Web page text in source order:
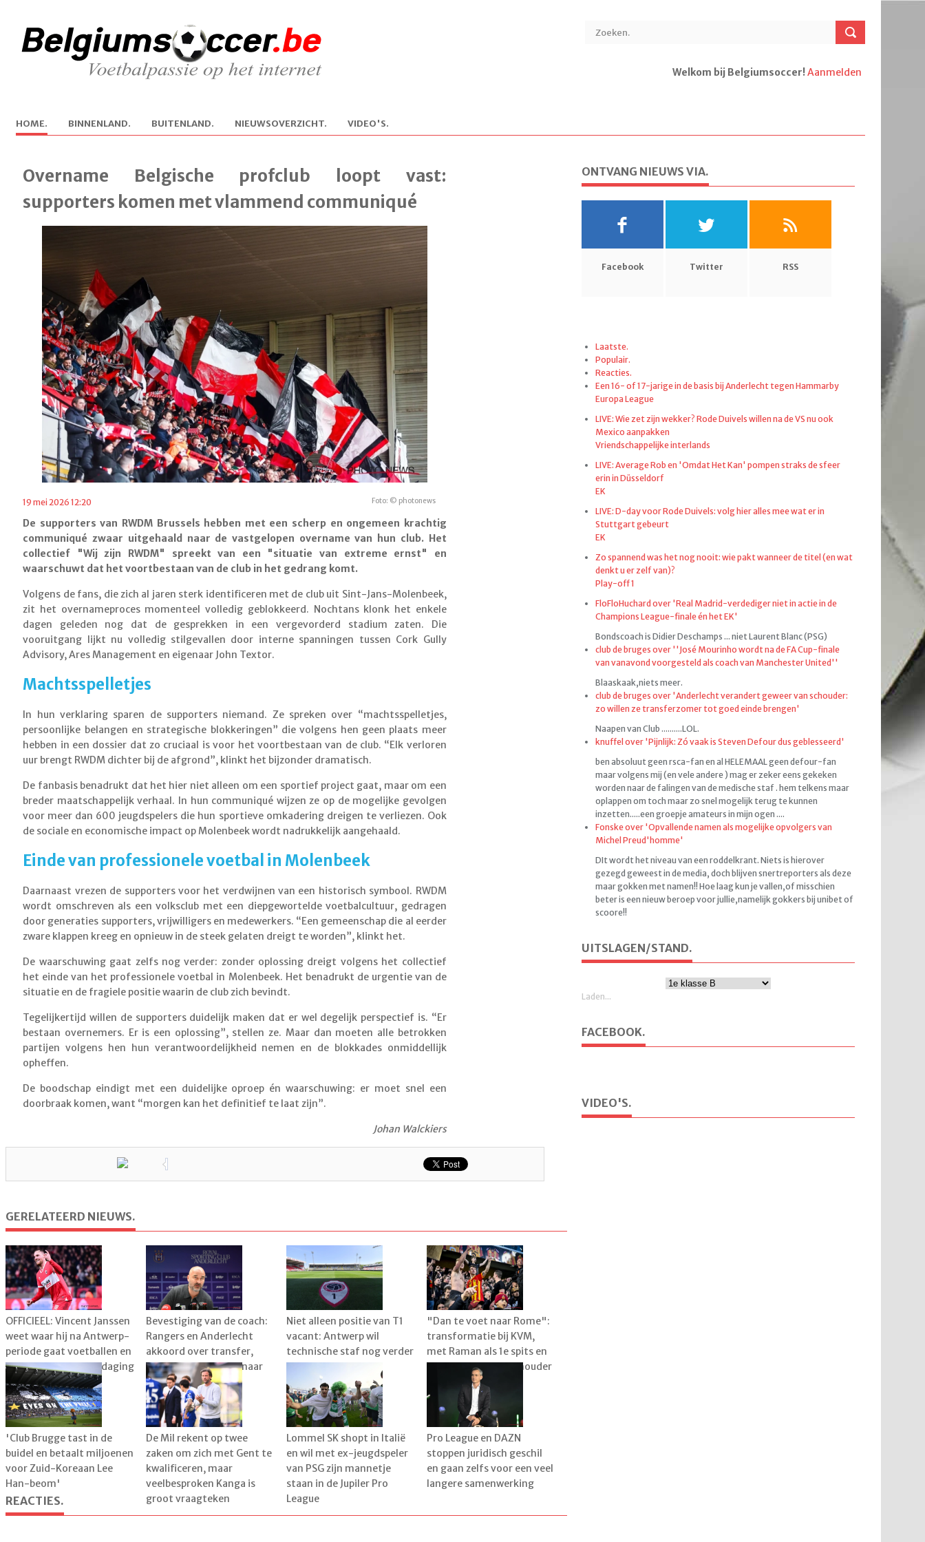
Welkom bij Belgiumsoccer!Aanmelden
HOME. BINNENLAND. BUITENLAND. NIEUWSOVERZICHT. VIDEO'S.
Overname Belgische profclub loopt vast:
supporters komen met vlammend communiqué
Foto: © photonews
19 mei 2026 12:20
De supporters van RWDM Brussels hebben met een scherp en ongemeen krachtig
communiqué zwaar uitgehaald naar de vastgelopen overname van hun club. Het
collectief "Wij zijn RWDM" spreekt van een "situatie van extreme ernst" en
waarschuwt dat het voortbestaan van de club in het gedrang komt.
Volgens de fans, die zich al jaren sterk identificeren met de club uit Sint-Jans-Molenbeek,
zit het overnameproces momenteel volledig geblokkeerd. Nochtans klonk het enkele
dagen geleden nog dat de gesprekken in een vergevorderd stadium zaten. Die
vooruitgang lijkt nu volledig stilgevallen door interne spanningen tussen Cork Gully
Advisory, Ares Management en eigenaar John Textor.
Machtsspelletjes
In hun verklaring sparen de supporters niemand. Ze spreken over “machtsspelletjes,
persoonlijke belangen en strategische blokkeringen” die volgens hen geen plaats meer
hebben in een dossier dat zo cruciaal is voor het voortbestaan van de club. “Elk verloren
uur brengt RWDM dichter bij de afgrond”, klinkt het bijzonder dramatisch.
De fanbasis benadrukt dat het hier niet alleen om een sportief project gaat, maar om een
breder maatschappelijk verhaal. In hun communiqué wijzen ze op de mogelijke gevolgen
voor meer dan 600 jeugdspelers die hun sportieve omkadering dreigen te verliezen. Ook
de sociale en economische impact op Molenbeek wordt nadrukkelijk aangehaald.
Einde van professionele voetbal in Molenbeek
Daarnaast vrezen de supporters voor het verdwijnen van een historisch symbool. RWDM
wordt omschreven als een volksclub met een diepgewortelde voetbalcultuur, gedragen
door generaties supporters, vrijwilligers en medewerkers. “Een gemeenschap die al eerder
zware klappen kreeg en opnieuw in de steek gelaten dreigt te worden”, klinkt het.
De waarschuwing gaat zelfs nog verder: zonder oplossing dreigt volgens het collectief
het einde van het professionele voetbal in Molenbeek. Het benadrukt de urgentie van de
situatie en de fragiele positie waarin de club zich bevindt.
Tegelijkertijd willen de supporters duidelijk maken dat er wel degelijk perspectief is. “Er
bestaan overnemers. Er is een oplossing”, stellen ze. Maar dan moeten alle betrokken
partijen volgens hen hun verantwoordelijkheid nemen en de blokkades onmiddellijk
opheffen.
De boodschap eindigt met een duidelijke oproep én waarschuwing: er moet snel een
doorbraak komen, want “morgen kan het definitief te laat zijn”.
Johan Walckiers
GERELATEERD NIEUWS.
OFFICIEEL: Vincent Janssen
weet waar hij na Antwerp-
periode gaat voetballen en
kiest voor aparte uitdaging
Bevestiging van de coach:
Rangers en Anderlecht
akkoord over transfer,
speler al vertrokken naar
België
Niet alleen positie van T1
vacant: Antwerp wil
technische staf nog verder
verstevigen
"Dan te voet naar Rome":
transformatie bij KVM,
met Raman als 1e spits en
de droom dat sterkhouder
'Club Brugge tast in de
buidel en betaalt miljoenen
voor Zuid-Koreaan Lee
Han-beom'
De Mil rekent op twee
zaken om zich met Gent te
kwalificeren, maar
veelbesproken Kanga is
groot vraagteken
Lommel SK shopt in Italië
en wil met ex-jeugdspeler
van PSG zijn mannetje
staan in de Jupiler Pro
League
Pro League en DAZN
stoppen juridisch geschil
en gaan zelfs voor een veel
langere samenwerking
REACTIES.
ONTVANG NIEUWS VIA.
Facebook Twitter RSS
Laatste.
Populair.
Reacties.
Een 16- of 17-jarige in de basis bij Anderlecht tegen Hammarby
Europa League
LIVE: Wie zet zijn wekker? Rode Duivels willen na de VS nu ook
Mexico aanpakken
Vriendschappelijke interlands
LIVE: Average Rob en 'Omdat Het Kan' pompen straks de sfeer
erin in Düsseldorf
EK
LIVE: D-day voor Rode Duivels: volg hier alles mee wat er in
Stuttgart gebeurt
EK
Zo spannend was het nog nooit: wie pakt wanneer de titel (en wat
denkt u er zelf van)?
Play-off 1
FloFloHuchard over 'Real Madrid-verdediger niet in actie in de
Champions League-finale én het EK'
Bondscoach is Didier Deschamps ... niet Laurent Blanc (PSG)
club de bruges over ''José Mourinho wordt na de FA Cup-finale
van vanavond voorgesteld als coach van Manchester United''
Blaaskaak,niets meer.
club de bruges over 'Anderlecht verandert geweer van schouder:
zo willen ze transferzomer tot goed einde brengen'
Naapen van Club ..........LOL.
knuffel over 'Pijnlijk: Zó vaak is Steven Defour dus geblesseerd'
ben absoluut geen rsca-fan en al HELEMAAL geen defour-fan
maar volgens mij (en vele andere ) mag er zeker eens gekeken
worden naar de falingen van de medische staf . hem telkens maar
oplappen om toch maar zo snel mogelijk terug te kunnen
inzetten.....een groepje amateurs in mijn ogen ....
Fonske over 'Opvallende namen als mogelijke opvolgers van
Michel Preud'homme'
DIt wordt het niveau van een roddelkrant. Niets is hierover
gezegd geweest in de media, doch blijven snertreporters als deze
maar gokken met namen!! Hoe laag kun je vallen,of misschien
beter is een nieuw beroep voor jullie,namelijk gokkers bij unibet of
scoore!!
UITSLAGEN/STAND.
Laden...
FACEBOOK.
VIDEO'S.